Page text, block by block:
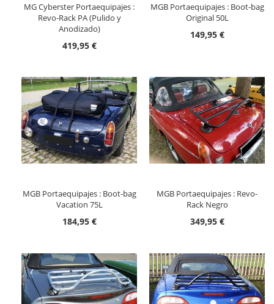
MG Cyberster Portaequipajes :
Revo-Rack PA (Pulido y
Anodizado)
419,95 €
MGB Portaequipajes : Boot-bag
Original 50L
149,95 €
MGB Portaequipajes : Boot-bag
Vacation 75L
184,95 €
MGB Portaequipajes : Revo-
Rack Negro
349,95 €